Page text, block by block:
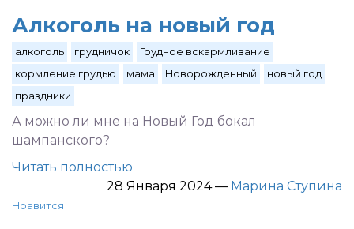
Алкоголь на новый год
алкоголь грудничок
Грудное вскармливание
кормление грудью
мама Новорожденный
новый год
праздники
А можно ли мне на Новый Год бокал
шампанского?
Читать полностью
28 Января 2024— Марина Ступина
Нравится